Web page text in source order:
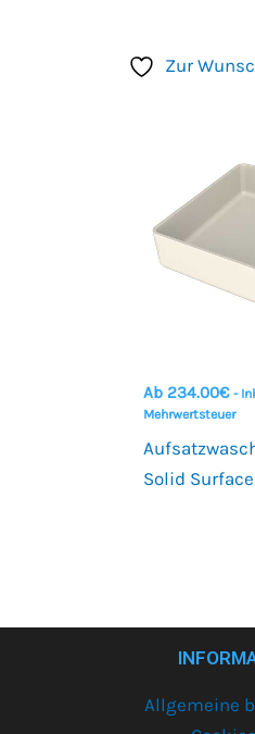
Zur
Ab 234.00€ -
Mehrwertsteuer
Solid
Allgemeine